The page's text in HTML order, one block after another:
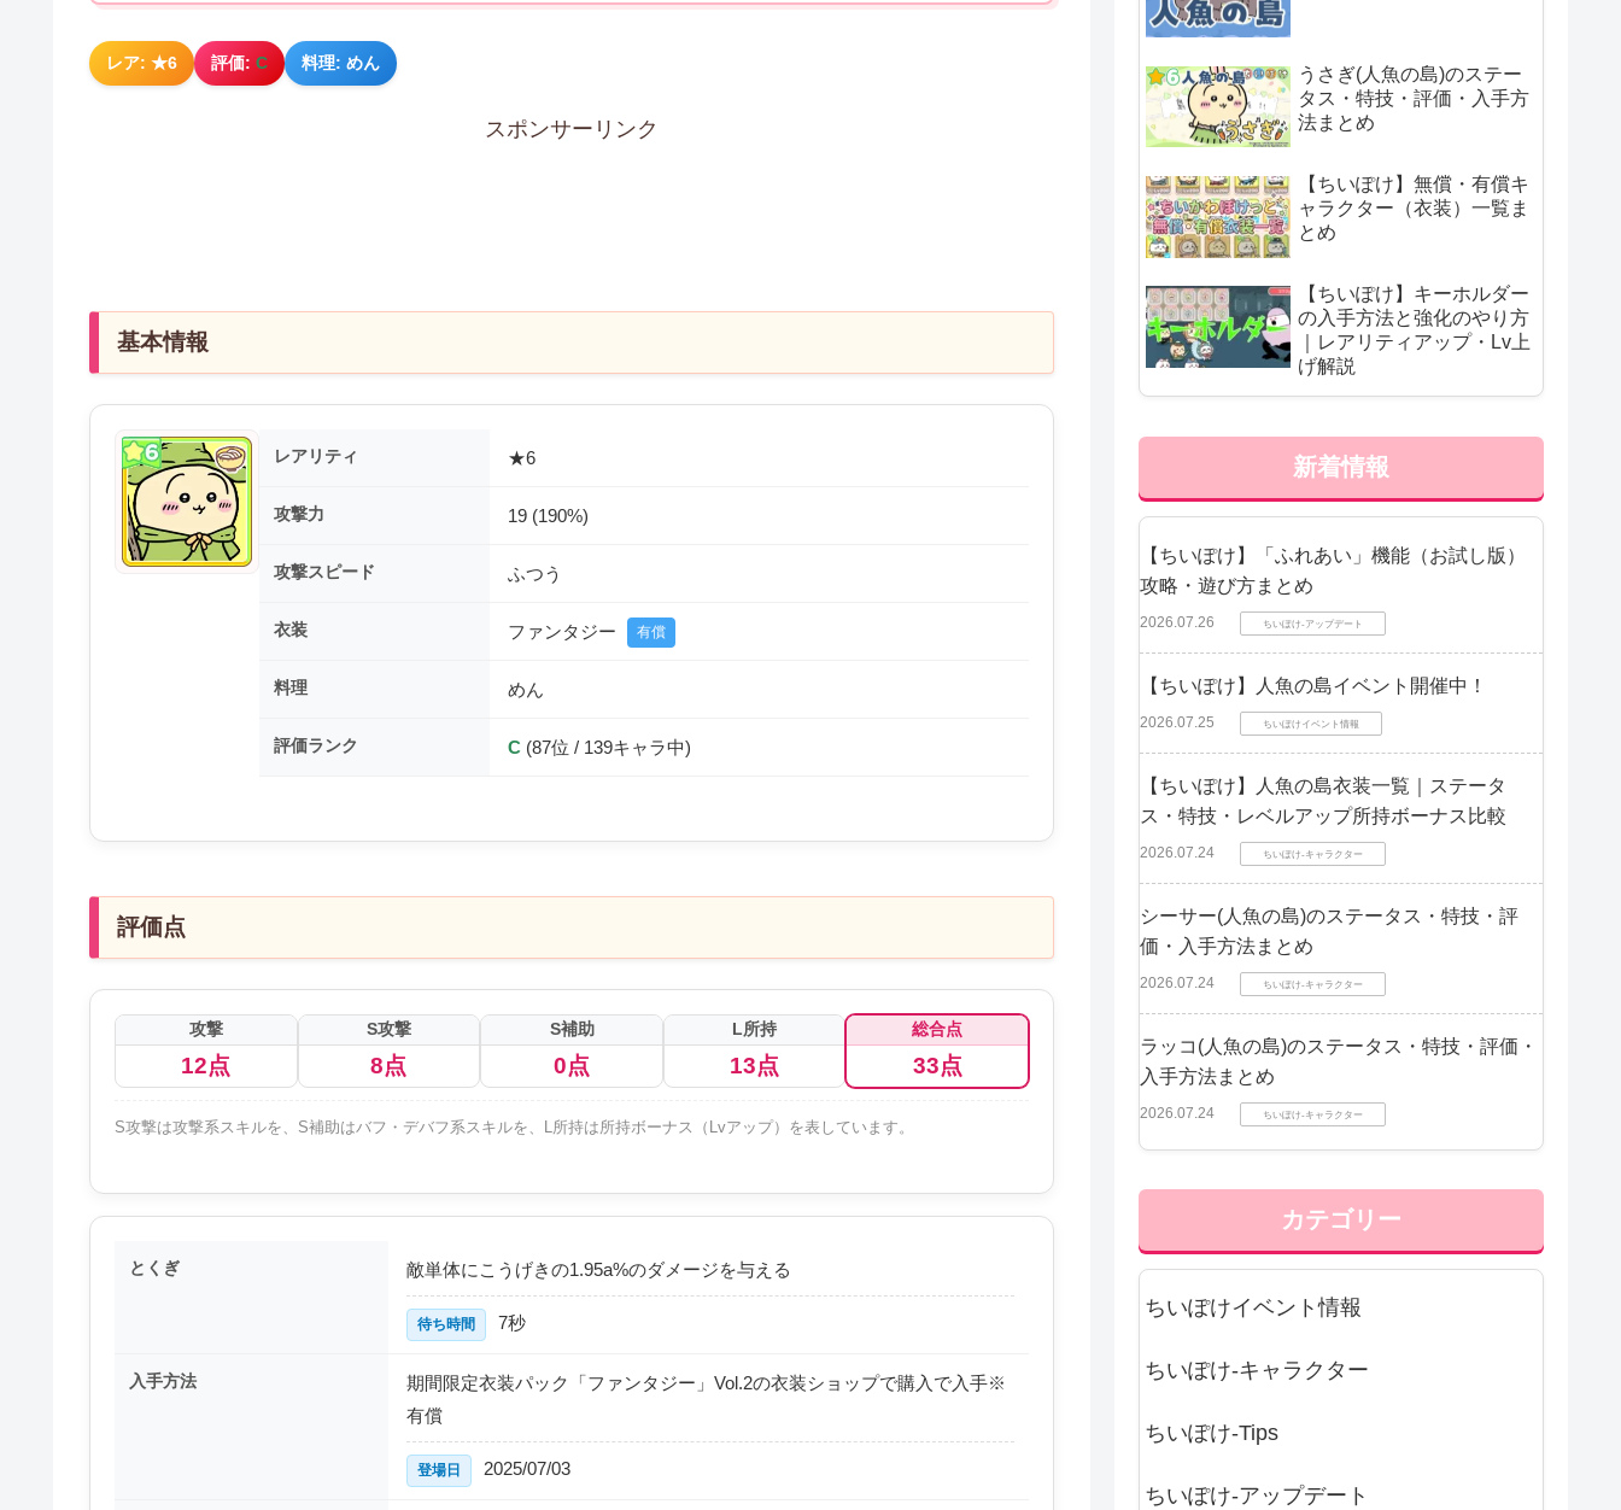
レア: ★6 評価: C 料理: めん
スポンサーリンク
基本情報
レアリティ ★6
攻撃力 19 (190%)
攻撃スピード ふつう
衣装 ファンタジー 有償
料理 めん
評価ランク C (87位 / 139キャラ中)
評価点
攻撃
12点
S攻撃
8点
S補助
0点
L所持
13点
総合点
33点
S攻撃は攻撃系スキルを、S補助はバフ・デバフ系スキルを、L所持は所持ボーナス（Lvアップ）を表しています。
とくぎ 敵単体にこうげきの1.95a%のダメージを与える
待ち時間 7秒
入手方法
期間限定衣装パック「ファンタジー」Vol.2の衣装ショップで購入で入手※
有償
登場日 2025/07/03
うさぎ(人魚の島)のステー
タス・特技・評価・入手方
法まとめ
【ちいぽけ】無償・有償キ
ャラクター（衣装）一覧ま
とめ
【ちいぽけ】キーホルダー
の入手方法と強化のやり方
｜レアリティアップ・Lv上
げ解説
新着情報
【ちいぽけ】「ふれあい」機能（お試し版）
攻略・遊び方まとめ
2026.07.26 ちいぽけ-アップデート
【ちいぽけ】人魚の島イベント開催中！
2026.07.25 ちいぽけイベント情報
【ちいぽけ】人魚の島衣装一覧｜ステータ
ス・特技・レベルアップ所持ボーナス比較
2026.07.24 ちいぽけ-キャラクター
シーサー(人魚の島)のステータス・特技・評
価・入手方法まとめ
2026.07.24 ちいぽけ-キャラクター
ラッコ(人魚の島)のステータス・特技・評価・
入手方法まとめ
2026.07.24 ちいぽけ-キャラクター
カテゴリー
ちいぽけイベント情報
ちいぽけ-キャラクター
ちいぽけ-Tips
ちいぽけ-アップデート